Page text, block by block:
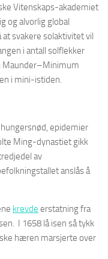
Vitenskaps-akademiet
og alvorlig global
svakere solaktivitet vil
i antall solflekker
Maunder–Minimum
i mini-istiden.
hungersnød, epidemier
Ming-dynastiet gikk
av
anslås å
krevde erstatning fra
I 1658 lå isen så tykk
hæren marsjerte over